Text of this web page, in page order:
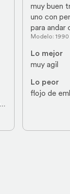
muy buen
uno con
para andar
muy bien y
manejo
Modelo: 1990
Lo mejor
muy agil
Lo peor
flojo de